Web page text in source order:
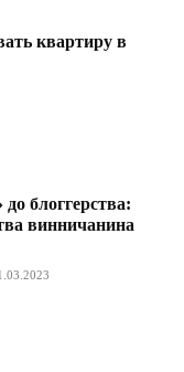
квартиру в
блоггерства:
винничанина